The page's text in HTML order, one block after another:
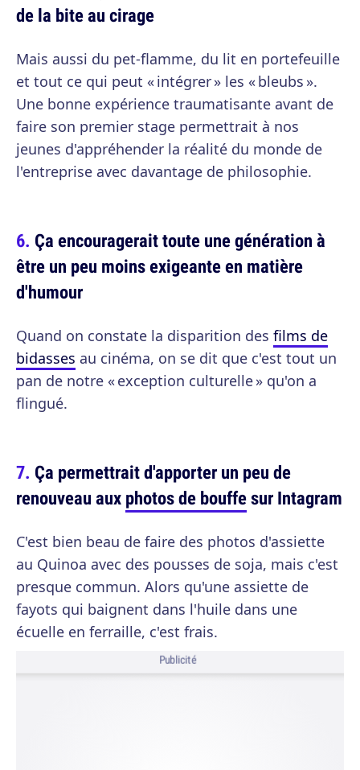
de la bite au cirage
Mais aussi du pet-flamme, du lit en portefeuille
et tout ce qui peut « intégrer » les « bleubs ».
Une bonne expérience traumatisante avant de
faire son premier stage permettrait à nos
jeunes d'appréhender la réalité du monde de
l'entreprise avec davantage de philosophie.
Ça encouragerait toute une génération à
être un peu moins exigeante en matière
d'humour
Quand on constate la disparition des films de
bidasses au cinéma, on se dit que c'est tout un
pan de notre « exception culturelle » qu'on a
flingué.
Ça permettrait d'apporter un peu de
renouveau auxphotos de bouffesur Intagram
C'est bien beau de faire des photos d'assiette
au Quinoa avec des pousses de soja, mais c'est
presque commun. Alors qu'une assiette de
fayots qui baignent dans l'huile dans une
écuelle en ferraille, c'est frais.
Publicité